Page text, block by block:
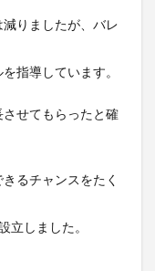
りましたが、バレ
指導しています。
せてもらったと確
るチャンスをたく
立しました。